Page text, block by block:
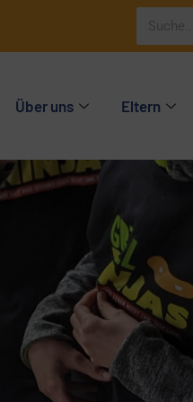
Über uns Eltern